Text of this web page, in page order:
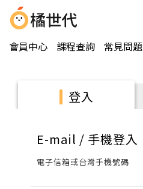
會員中心 課程查詢 常見問題
登入
E-mail / 手機登入
電子信箱或台灣手機號碼